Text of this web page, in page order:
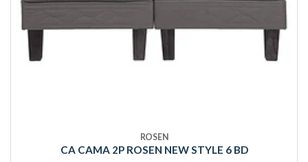
ROSEN
CA CAMA 2P ROSEN NEW STYLE 6 BD